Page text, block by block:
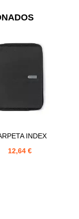
INDEX
12,64 €